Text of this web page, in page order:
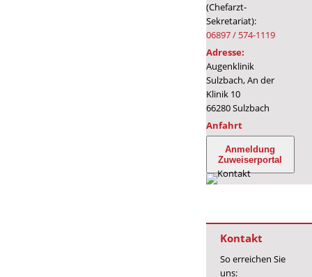
(Chefarzt-
Sekretariat):
06897 / 574-1119
Adresse:
Augenklinik
Sulzbach, An der
Klinik 10
66280 Sulzbach
Anfahrt
Anmeldung
Zuweiserportal
Kontakt
So erreichen Sie
uns: